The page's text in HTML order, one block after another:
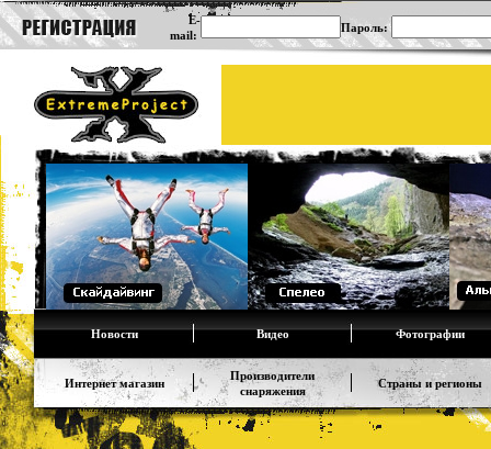
E-
mail:
Пароль:
Новости Видео Фотографии
Интернет магазин
Производители
снаряжения
Страны и регионы